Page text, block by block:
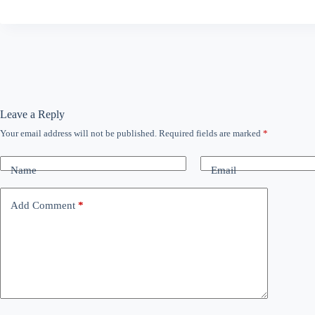
Leave a Reply
Your email address will not be published. Required fields are marked *
Name Email
Add Comment *